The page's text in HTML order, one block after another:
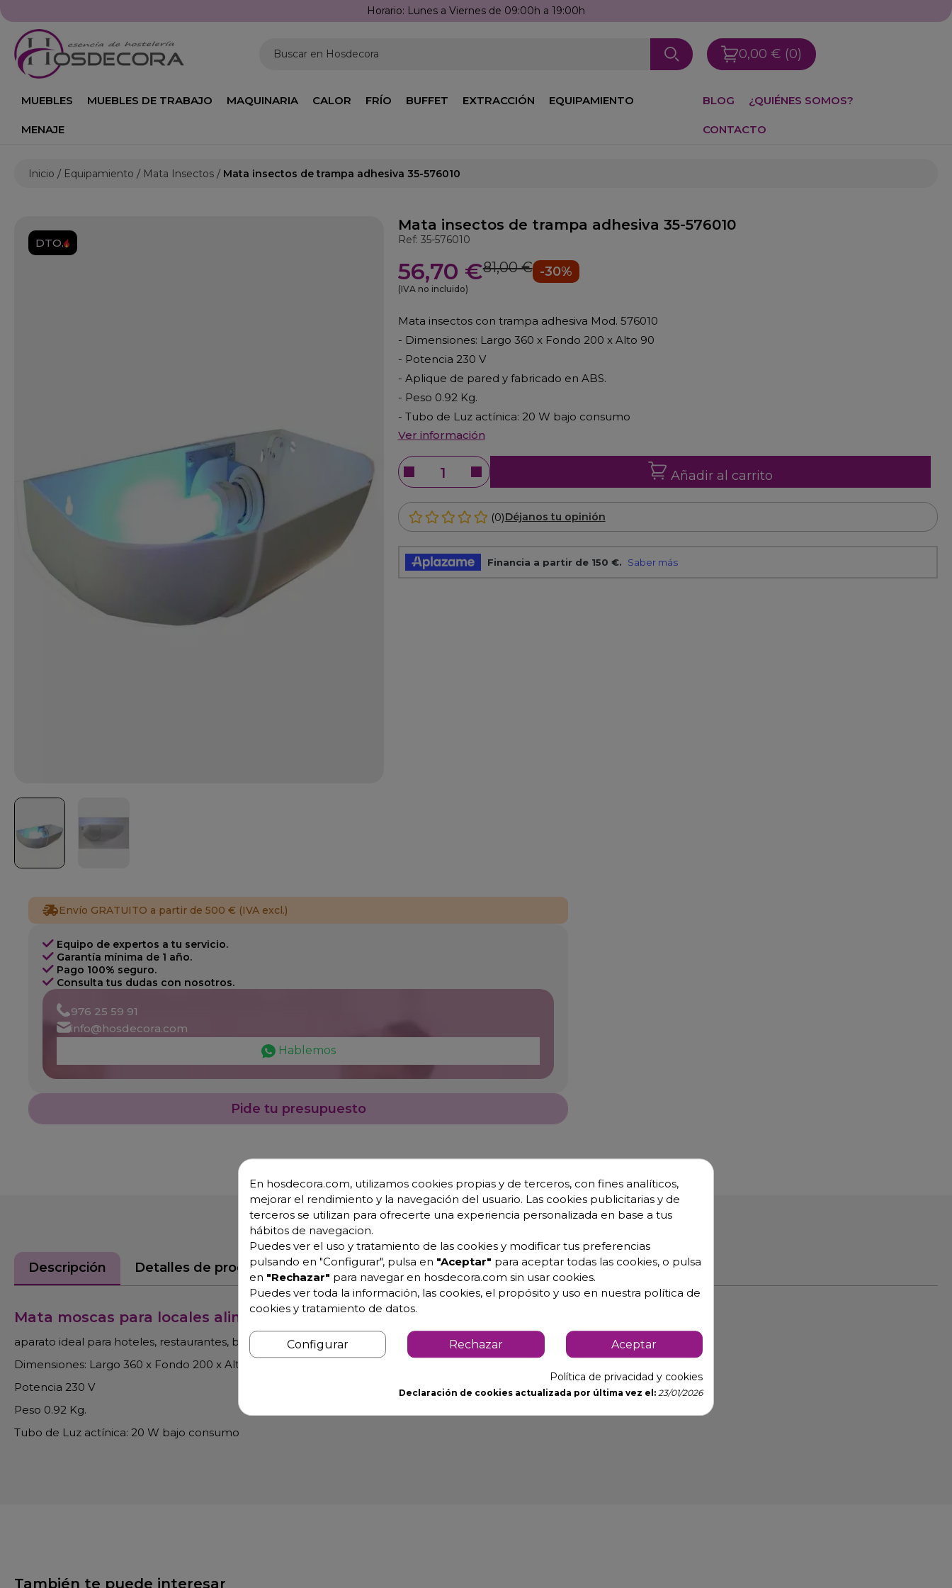
Horario: Lunes a Viernes de 09:00h a 19:00h
Buscar en Hosdecora 0,00 € (0)
MUEBLES MUEBLES DE TRABAJO MAQUINARIA CALOR FRÍO BUFFET EXTRACCIÓN EQUIPAMIENTO
MENAJE
BLOG ¿QUIÉNES SOMOS?
CONTACTO
Inicio Equipamiento Mata Insectos Mata insectos de trampa adhesiva 35-576010
DTO.
Mata insectos de trampa adhesiva 35-576010
Ref: 35-576010
56,70 €81,00 € -30%
(IVA no incluido)
Mata insectos con trampa adhesiva Mod. 576010
- Dimensiones: Largo 360 x Fondo 200 x Alto 90
- Potencia 230 V
- Aplique de pared y fabricado en ABS.
- Peso 0.92 Kg.
- Tubo de Luz actínica: 20 W bajo consumo
Ver información
Añadir al carrito
(0)Déjanos tu opinión
Envío GRATUITO a partir de 500 € (IVA excl.)
Equipo de expertos a tu servicio.
Garantía mínima de 1 año.
Pago 100% seguro.
Consulta tus dudas con nosotros.
976 25 59 91
info@hosdecora.com
Hablemos
Pide tu presupuesto
Descripción Detalles de producto
Mata moscas para locales alimentación con trampa adhesiva
aparato ideal para hoteles, restaurantes, bares, tiendas, etc.. Se instala en la pared.
Dimensiones: Largo 360 x Fondo 200 x Alto 90
Potencia 230 V
Peso 0.92 Kg.
Tubo de Luz actínica: 20 W bajo consumo
También te puede interesar
En hosdecora.com, utilizamos cookies propias y de terceros, con fines analíticos,
mejorar el rendimiento y la navegación del usuario. Las cookies publicitarias y de
terceros se utilizan para ofrecerte una experiencia personalizada en base a tus
hábitos de navegacion.
Puedes ver el uso y tratamiento de las cookies y modificar tus preferencias
pulsando en "Configurar", pulsa en "Aceptar" para aceptar todas las cookies, o pulsa
en "Rechazar" para navegar en hosdecora.com sin usar cookies.
Puedes ver toda la información, las cookies, el propósito y uso en nuestra política de
cookies y tratamiento de datos.
Configurar Rechazar Aceptar
Política de privacidad y cookies
Declaración de cookies actualizada por última vez el: 23/01/2026